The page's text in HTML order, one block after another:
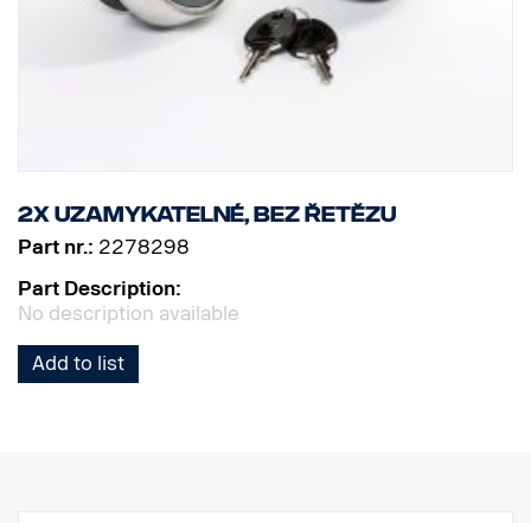
2x uzamykatelné, bez řetězu
Part nr.: 2278298
Part Description:
No description available
Add to list